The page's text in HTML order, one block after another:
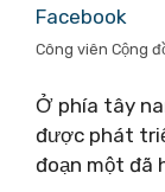
Facebook
Công viên Cộng
Ở phía tây
được phát
đoạn một đã